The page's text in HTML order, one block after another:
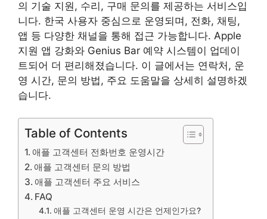
의 기술 지원, 수리, 구매 문의를 제공하는 서비스입
니다. 한국 사용자 중심으로 운영되며, 전화, 채팅,
앱 등 다양한 채널을 통해 접근 가능합니다. Apple
지원 앱 강화와 Genius Bar 예약 시스템이 업데이
트되어 더 편리해졌습니다. 이 글에서는 연락처, 운
영 시간, 문의 방법, 주요 도움말을 상세히 설명하겠
습니다.
Table of Contents
애플 고객센터 전화번호 운영시간
애플 고객센터 문의 방법
애플 고객센터 주요 서비스
FAQ
애플 고객센터 운영 시간은 언제인가요?